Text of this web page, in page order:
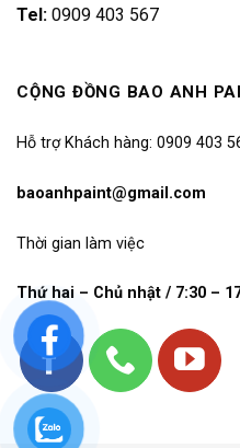
Tel: 0909 403 567
CỘNG ĐỒNG BAO ANH
Hỗ trợ Khách hàng: 0909 403
baoanhpaint@gmail.com
Thời gian làm việc
Thứ hai – Chủ nhật / 7:30 –